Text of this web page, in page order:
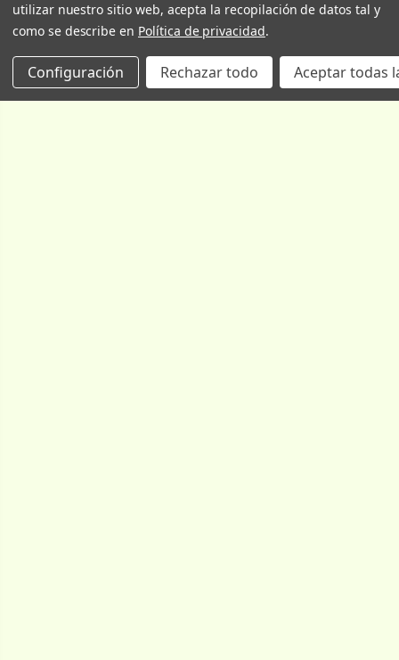
utilizar nuestro sitio web, acepta la recopilación de datos tal y
como se describe en Política de privacidad.
Configuración Rechazar todo Aceptar todas